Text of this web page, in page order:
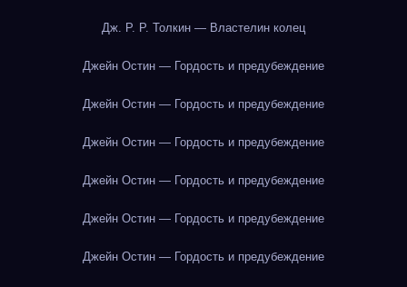
Дж. Р. Р. Толкин — Властелин колец
Джейн Остин — Гордость и предубеждение
Джейн Остин — Гордость и предубеждение
Джейн Остин — Гордость и предубеждение
Джейн Остин — Гордость и предубеждение
Джейн Остин — Гордость и предубеждение
Джейн Остин — Гордость и предубеждение